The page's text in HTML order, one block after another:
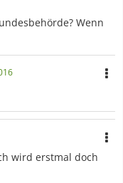
Wenn
wird erstmal doch